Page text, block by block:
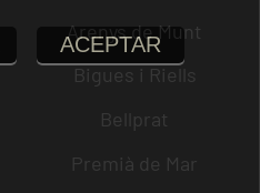
Arenys de Munt
Bigues i Riells
Bellprat
Premià de Mar
ACEPTAR